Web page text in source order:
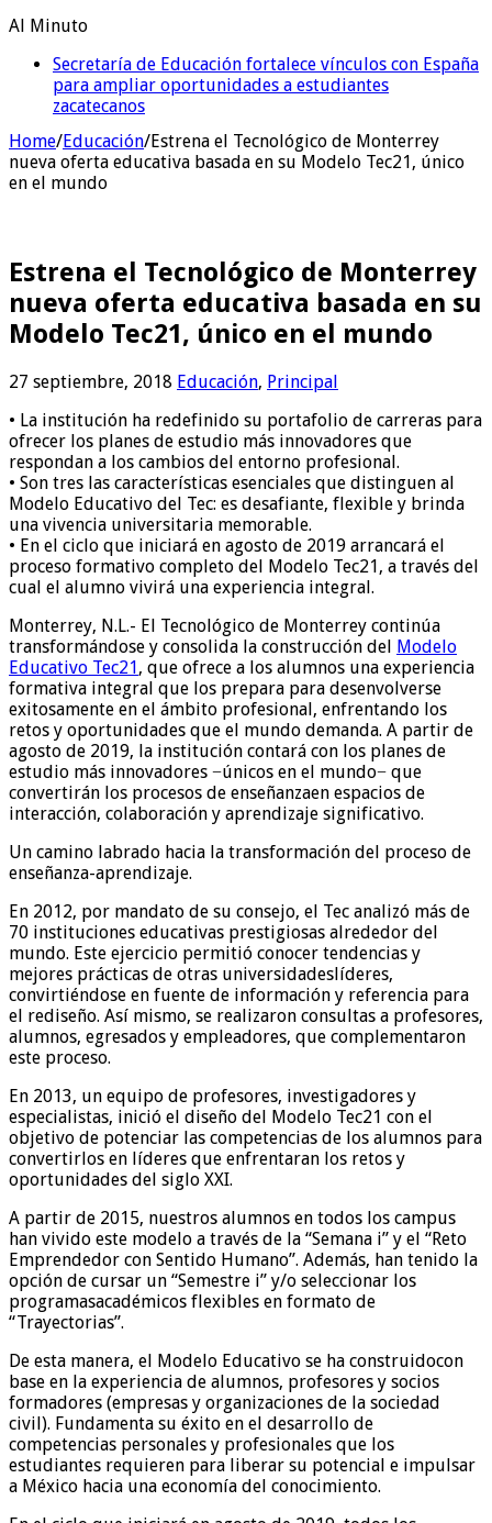
Al Minuto
Secretaría de Educación fortalece vínculos con España
para ampliar oportunidades a estudiantes
zacatecanos
Home/Educación/Estrena el Tecnológico de Monterrey
nueva oferta educativa basada en su Modelo Tec21, único
en el mundo
Estrena el Tecnológico de Monterrey
nueva oferta educativa basada en su
Modelo Tec21, único en el mundo
27 septiembre, 2018 Educación, Principal
• La institución ha redefinido su portafolio de carreras para
ofrecer los planes de estudio más innovadores que
respondan a los cambios del entorno profesional.
• Son tres las características esenciales que distinguen al
Modelo Educativo del Tec: es desafiante, flexible y brinda
una vivencia universitaria memorable.
• En el ciclo que iniciará en agosto de 2019 arrancará el
proceso formativo completo del Modelo Tec21, a través del
cual el alumno vivirá una experiencia integral.
Monterrey, N.L.- El Tecnológico de Monterrey continúa
transformándose y consolida la construcción del Modelo
Educativo Tec21, que ofrece a los alumnos una experiencia
formativa integral que los prepara para desenvolverse
exitosamente en el ámbito profesional, enfrentando los
retos y oportunidades que el mundo demanda. A partir de
agosto de 2019, la institución contará con los planes de
estudio más innovadores −únicos en el mundo− que
convertirán los procesos de enseñanzaen espacios de
interacción, colaboración y aprendizaje significativo.
Un camino labrado hacia la transformación del proceso de
enseñanza-aprendizaje.
En 2012, por mandato de su consejo, el Tec analizó más de
70 instituciones educativas prestigiosas alrededor del
mundo. Este ejercicio permitió conocer tendencias y
mejores prácticas de otras universidadeslíderes,
convirtiéndose en fuente de información y referencia para
el rediseño. Así mismo, se realizaron consultas a profesores,
alumnos, egresados y empleadores, que complementaron
este proceso.
En 2013, un equipo de profesores, investigadores y
especialistas, inició el diseño del Modelo Tec21 con el
objetivo de potenciar las competencias de los alumnos para
convertirlos en líderes que enfrentaran los retos y
oportunidades del siglo XXI.
A partir de 2015, nuestros alumnos en todos los campus
han vivido este modelo a través de la “Semana i” y el “Reto
Emprendedor con Sentido Humano”. Además, han tenido la
opción de cursar un “Semestre i” y/o seleccionar los
programasacadémicos flexibles en formato de
“Trayectorias”.
De esta manera, el Modelo Educativo se ha construidocon
base en la experiencia de alumnos, profesores y socios
formadores (empresas y organizaciones de la sociedad
civil). Fundamenta su éxito en el desarrollo de
competencias personales y profesionales que los
estudiantes requieren para liberar su potencial e impulsar
a México hacia una economía del conocimiento.